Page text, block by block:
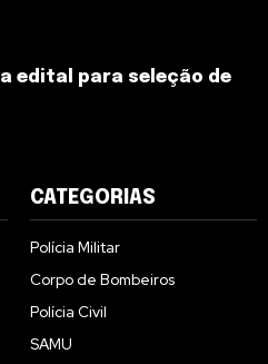
edital para seleção de
CATEGORIAS
Polícia Militar
Corpo de Bombeiros
Polícia Civil
SAMU